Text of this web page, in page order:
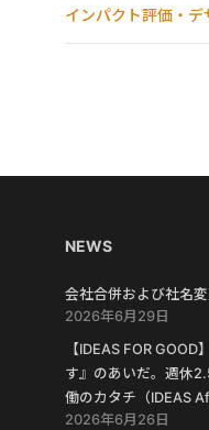
インパクト評価・
NEWS
会社合併および社名
2026年6月29日
【IDEAS FOR
す』のあいだ。週休
働のカタチ（IDEAS
2026年6月26日